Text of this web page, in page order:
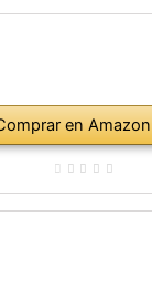
en Amazon